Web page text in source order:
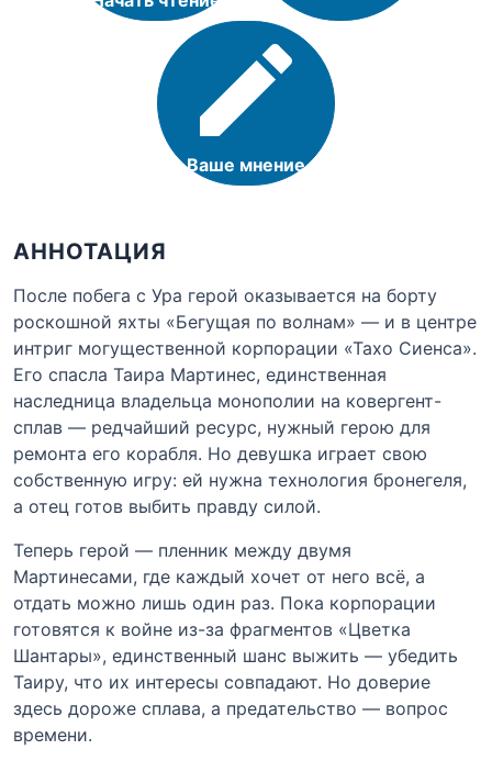
Ваше мнение
АННОТАЦИЯ
После побега с Ура герой оказывается на борту
роскошной яхты «Бегущая по волнам» — и в центре
интриг могущественной корпорации «Тахо Сиенса».
Его спасла Таира Мартинес, единственная
наследница владельца монополии на ковергент-
сплав — редчайший ресурс, нужный герою для
ремонта его корабля. Но девушка играет свою
собственную игру: ей нужна технология бронегеля,
а отец готов выбить правду силой.
Теперь герой — пленник между двумя
Мартинесами, где каждый хочет от него всё, а
отдать можно лишь один раз. Пока корпорации
готовятся к войне из-за фрагментов «Цветка
Шантары», единственный шанс выжить — убедить
Таиру, что их интересы совпадают. Но доверие
здесь дороже сплава, а предательство — вопрос
времени.